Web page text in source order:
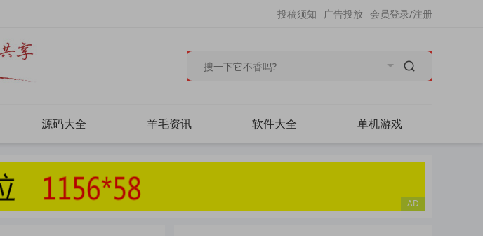
会员登录/注册
广告投放
投稿须知
源码大全 羊毛资讯 软件大全 单机游戏